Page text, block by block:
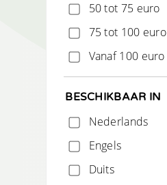
50 tot 75 euro
75 tot 100 euro
Vanaf 100 euro
BESCHIKBAAR IN
Nederlands
Engels
Duits